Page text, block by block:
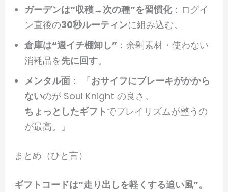
ガーデンは“収穫→次の種”を習慣化：ログイ
ン直後の30秒ルーティンに組み込む。
倉庫は“週イチ棚卸し” ：余剰素材・使わない
消耗品を先に回す。
メンタル面 ： 「おサイフにブレーキがかから
ないのが Soul Knight の良さ。
ちょっとしたギフトでプレイリズムが整うの
が最高。」
まとめ（ひと言）
ギフトコードは“走り出しを軽くする追い風”。